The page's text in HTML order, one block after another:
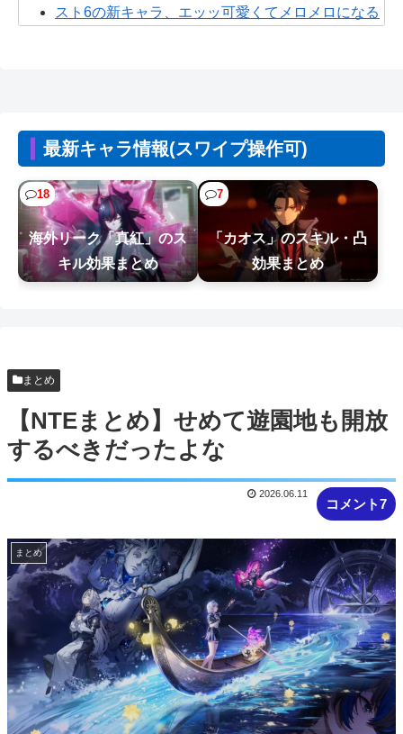
スト6の新キャラ、エッッ可愛くてメロメロになる
【悲報】有名漫画家、がんを公表「大腸癌になっ
てしまいました。肝臓に転移も見られて...
【悲報】週刊少年ジャンプさん、最大発行部数653
万部から急降下でついに100万部...
【悲報】人間「バックアップ作成して」AI「了
解。あ、間違えちゃったｗ」→シャレに...
【NTEまとめ】映画で真紅のPV流れてイロヒがこ
れつまんないですか？
最新キャラ情報(スワイプ操作可)
18
海外リーク「真紅」のス
キル効果まとめ
7
「カオス」のスキル・凸
効果まとめ
まとめ
【NTEまとめ】せめて遊園地も開放
するべきだったよな
コメント7
2026.06.11
まとめ